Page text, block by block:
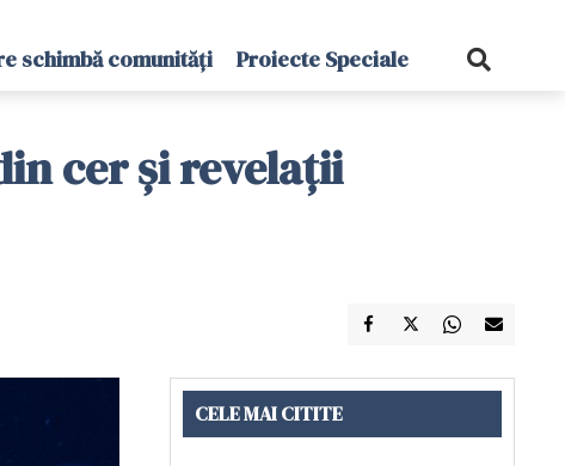
schimbă comunități Proiecte Speciale
cer și revelații
CELE MAI CITITE